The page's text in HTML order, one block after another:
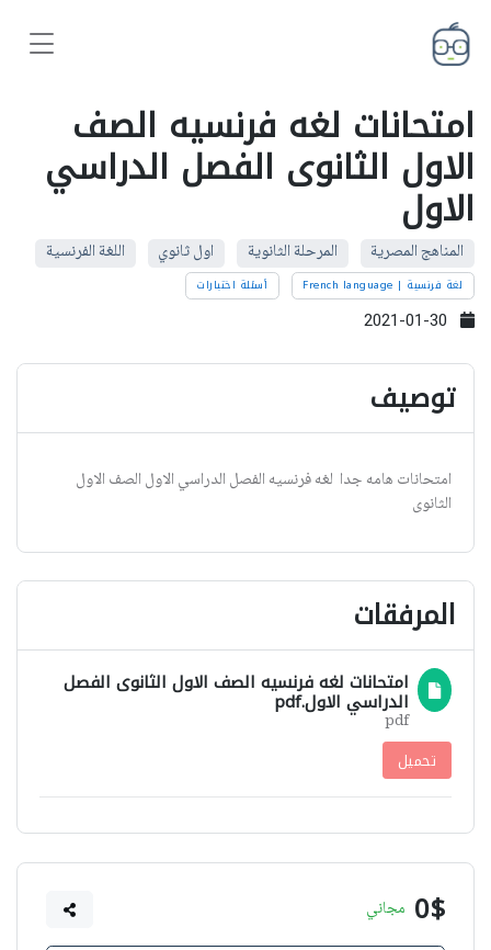
امتحانات لغه فرنسيه الصف
الاول الثانوى الفصل الدراسي
الاول
المناهج المصرية المرحلة الثانوية اول ثانوي اللغة الفرنسية
لغة فرنسية | French language أسئلة اختبارات
توصيف
امتحانات هامه جدا لغه فرنسيه الفصل الدراسي الاول الصف الاول
الثانوى
المرفقات
امتحانات لغه فرنسيه الصف الاول الثانوى الفصل
الدراسي الاول.pdf
pdf
تحميل
0$ مجاني